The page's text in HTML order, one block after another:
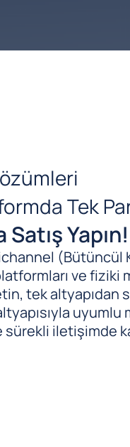
Tek
Yapın!
(Bütüncül
ve fiziki
tek altyapıdan
uyumlu
iletişimde